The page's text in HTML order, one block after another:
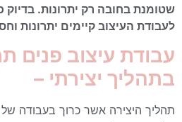
שטומנת בחובה רק יתרונות.
לעבודת העיצוב קיימים יתרונות
עבודת עיצוב פנים
בתהליך יצירתי –
תהליך היצירה אשר כרוך בעבודה של